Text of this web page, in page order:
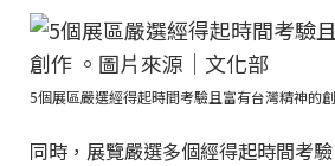
5個展區嚴選經得起時間考驗且富有台灣精神的
同時，展覽嚴選多個經得起時間考